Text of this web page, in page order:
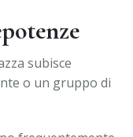
subisce
o un gruppo di